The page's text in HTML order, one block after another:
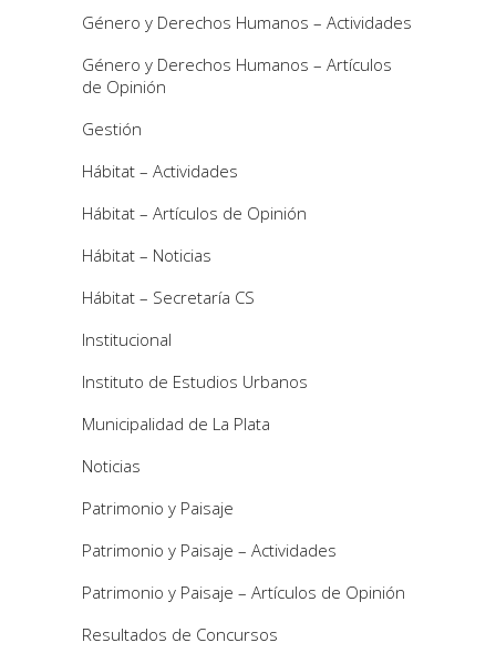
Género y Derechos Humanos – Actividades
Género y Derechos Humanos – Artículos
de Opinión
Gestión
Hábitat – Actividades
Hábitat – Artículos de Opinión
Hábitat – Noticias
Hábitat – Secretaría CS
Institucional
Instituto de Estudios Urbanos
Municipalidad de La Plata
Noticias
Patrimonio y Paisaje
Patrimonio y Paisaje – Actividades
Patrimonio y Paisaje – Artículos de Opinión
Resultados de Concursos